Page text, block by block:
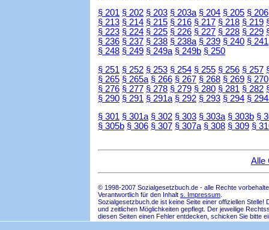
§ 201 § 202 § 203 § 203a § 204 § 205 § 206
§ 213 § 214 § 215 § 216 § 217 § 218 § 219
§ 223 § 224 § 225 § 226 § 227 § 228 § 229
§ 236 § 237 § 238 § 238a § 239 § 240 § 241
§ 248 § 249 § 249a § 249b § 250
§ 251 § 252 § 253 § 254 § 255 § 256 § 257
§ 265 § 265a § 266 § 267 § 268 § 269 § 270
§ 276 § 277 § 278 § 279 § 280 § 281 § 282
§ 290 § 291 § 291a § 292 § 293 § 294 §
§ 301 § 301a § 302 § 303 § 303a § 303b §
§ 305b § 306 § 307 § 307a § 308 § 309 §
Alle
© 1998-2007 Sozialgesetzbuch.de - alle Rechte
Verantwortlich für den Inhalt s. Impressum
Sozialgesetzbuch.de ist keine Seite einer offiziellen
und zeitlichen Möglichkeiten gepflegt. Der jeweilige
diesen Seiten einen Fehler entdecken, schicken Sie bitte